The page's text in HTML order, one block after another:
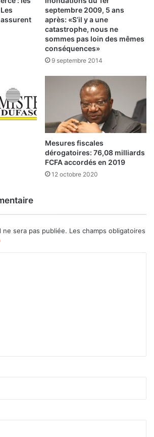
septembre 2009, 5 ans
après: «S’il y a une
catastrophe, nous ne
sommes pas loin des mêmes
conséquences»
9 septembre 2014
Mesures fiscales
dérogatoires: 76,08 milliards
FCFA accordés en 2019
12 octobre 2020
ne sera pas publiée. Les champs obligatoires